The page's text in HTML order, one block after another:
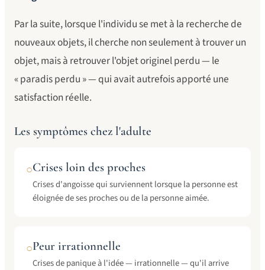
Par la suite, lorsque l'individu se met à la recherche de
nouveaux objets, il cherche non seulement à trouver un
objet, mais à retrouver l'objet originel perdu — le
« paradis perdu » — qui avait autrefois apporté une
satisfaction réelle.
Les symptômes chez l'adulte
○Crises loin des proches
Crises d'angoisse qui surviennent lorsque la personne est
éloignée de ses proches ou de la personne aimée.
○Peur irrationnelle
Crises de panique à l'idée — irrationnelle — qu'il arrive